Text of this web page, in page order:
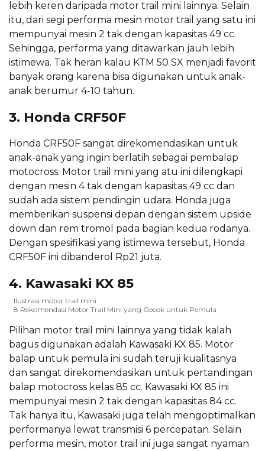
lebih keren daripada motor trail mini lainnya. Selain
itu, dari segi performa mesin motor trail yang satu ini
mempunyai mesin 2 tak dengan kapasitas 49 cc.
Sehingga, performa yang ditawarkan jauh lebih
istimewa. Tak heran kalau KTM 50 SX menjadi favorit
banyak orang karena bisa digunakan untuk anak-
anak berumur 4-10 tahun.
3. Honda CRF50F
Honda CRF50F sangat direkomendasikan untuk
anak-anak yang ingin berlatih sebagai pembalap
motocross. Motor trail mini yang atu ini dilengkapi
dengan mesin 4 tak dengan kapasitas 49 cc dan
sudah ada sistem pendingin udara. Honda juga
memberikan suspensi depan dengan sistem upside
down dan rem tromol pada bagian kedua rodanya.
Dengan spesifikasi yang istimewa tersebut, Honda
CRF50F ini dibanderol Rp21 juta.
4. Kawasaki KX 85
Ilustrasi motor trail mini
8 Rekomendasi Motor Trail Mini yang Cocok untuk Pemula
Pilihan motor trail mini lainnya yang tidak kalah
bagus digunakan adalah Kawasaki KX 85. Motor
balap untuk pemula ini sudah teruji kualitasnya
dan sangat direkomendasikan untuk pertandingan
balap motocross kelas 85 cc. Kawasaki KX 85 ini
mempunyai mesin 2 tak dengan kapasitas 84 cc.
Tak hanya itu, Kawasaki juga telah mengoptimalkan
performanya lewat transmisi 6 percepatan. Selain
performa mesin, motor trail ini juga sangat nyaman